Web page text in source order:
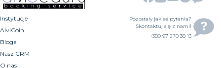
Instytucje
AlviCoin
Bloga
Nasz CRM
O nas
Pozostały jakieś pytania?
Skontaktuj się z nami!
+380 97 270 38 13